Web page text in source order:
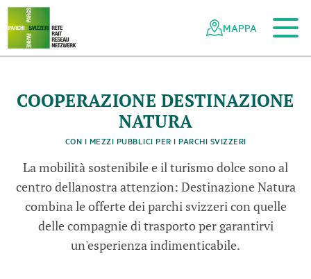
Navigazione
nella
rete
dei
Navigazione
rapida
Al contenuto principale
Alla navigazione mobile
Alla ricerca
Al piè di pagina
Alla mappa del sito
MAPPA
COOPERAZIONE DESTINAZIONE
NATURA
CON I MEZZI PUBBLICI PER I PARCHI SVIZZERI
La mobilità sostenibile e il turismo dolce sono al
centro dellanostra attenzion: Destinazione Natura
combina le offerte dei parchi svizzeri con quelle
delle compagnie di trasporto per garantirvi
un'esperienza indimenticabile.